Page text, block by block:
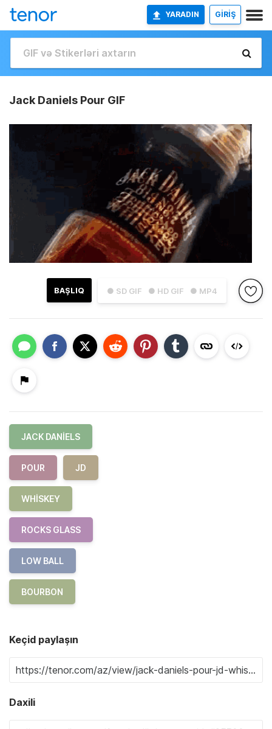
YARADIN GİRİŞ
Jack Daniels Pour GIF
● SD GIF ● HD GIF ● MP4
BAŞLIQ
JACK DANIELS
POUR JD
WHISKEY
ROCKS GLASS
LOW BALL
BOURBON
Keçid paylaşın
Daxili